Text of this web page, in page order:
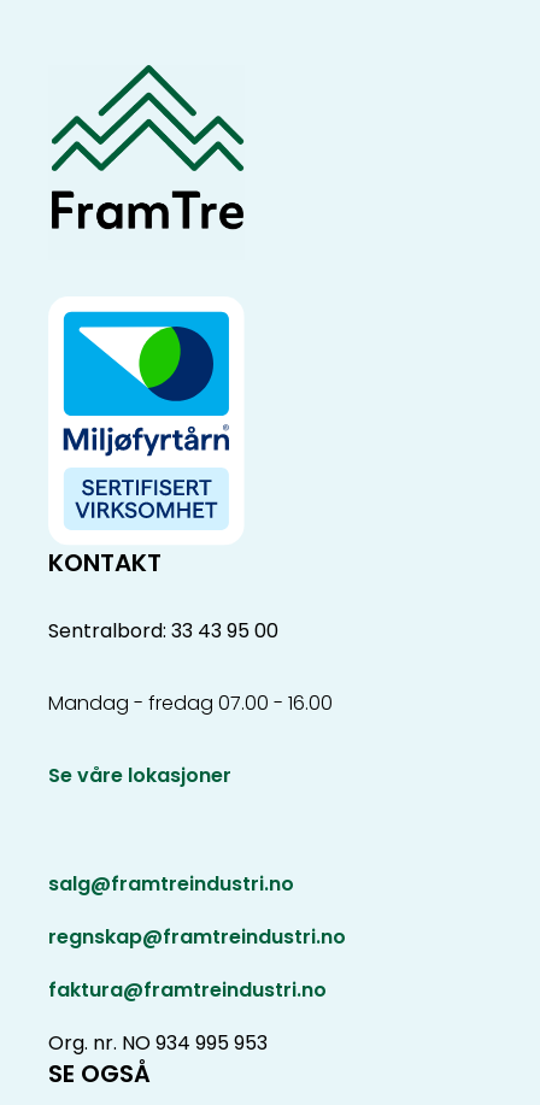
KONTAKT
Sentralbord: 33 43 95 00
Mandag - fredag 07.00 - 16.00
Se våre lokasjoner
salg@framtreindustri.no
regnskap@framtreindustri.no
faktura@framtreindustri.no
Org. nr. NO 934 995 953
SE OGSÅ